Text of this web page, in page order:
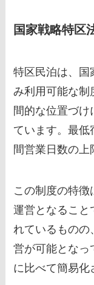
国家戦略特区
特区民泊は、国
み利用可能な制
間的な位置づ
ています。最低
間営業日数の上
この制度の特
運営となること
れているものの
営が可能となっ
に比べて簡易化